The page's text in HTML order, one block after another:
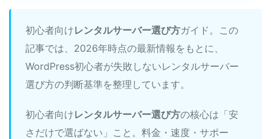
初心者向けレンタルサーバー選び方ガイド。この
記事では、2026年時点の最新情報をもとに、
WordPress初心者が失敗しないレンタルサーバー
選び方の判断基準を整理しています。
初心者向けレンタルサーバー選び方の核心は「安
さだけで選ばない」こと。料金・速度・サポー